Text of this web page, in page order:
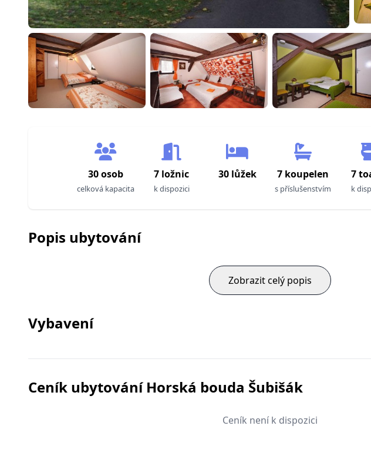
30 osob
celková kapacita
7 ložnic
k dispozici
30 lůžek 7 koupelen
s příslušenstvím
7
k
Popis ubytování
Zobrazit celý popis
Vybavení
Ceník ubytování Horská bouda Šubišák
Ceník není k dispozici